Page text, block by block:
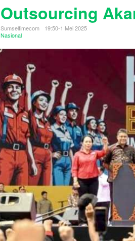
Outsourcing
Sumseltimecom
19:50-1 Mei 2025
Nasional